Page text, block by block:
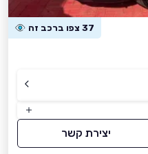
37 צפו ברכב זה
יצירת קשר